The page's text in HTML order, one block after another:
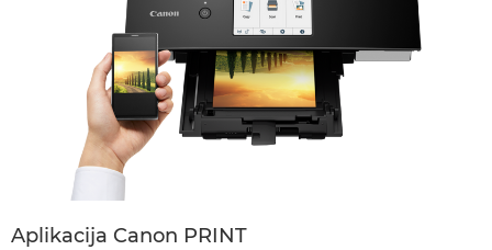
Aplikacija Canon PRINT